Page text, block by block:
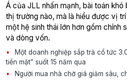
Á của JLL nhấn mạnh, bài toán
thị trường nào, mà là hiểu được vị
một hệ sinh thái lớn hơn gồm chính
và dòng vốn.
Một doanh nghiệp sắp trả cổ tức
tiền mặt” suốt 15 năm qua
Người mua nhà chờ giá giảm sâu,